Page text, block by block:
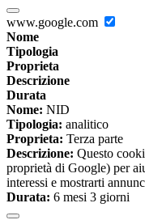
www.google.com
Nome
Tipologia
Proprieta
Descrizione
Durata
Nome: NID
Tipologia: analitico
Proprieta: Terza parte
Descrizione: Questo
proprietà di Google) per
interessi e mostrarti
Durata: 6 mesi 3 giorni